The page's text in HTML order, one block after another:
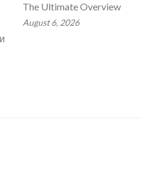
The Ultimate Overview
August 6, 2026